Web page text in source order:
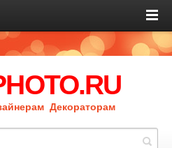
Декораторам